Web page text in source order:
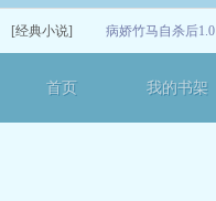
[经典小说] 病娇竹马自杀后1.0
首页 我的书架